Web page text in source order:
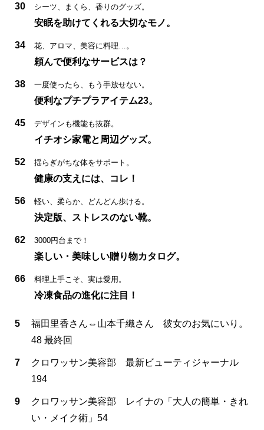
30 シーツ、まくら、香りのグッズ。
安眠を助けてくれる大切なモノ。
34 花、アロマ、美容に料理…。
頼んで便利なサービスは？
38 一度使ったら、もう手放せない。
便利なプチプラアイテム23。
45 デザインも機能も抜群。
イチオシ家電と周辺グッズ。
52 揺らぎがちな体をサポート。
健康の支えには、コレ！
56 軽い、柔らか、どんどん歩ける。
決定版、ストレスのない靴。
62 3000円台まで！
楽しい・美味しい贈り物カタログ。
66 料理上手こそ、実は愛用。
冷凍食品の進化に注目！
5
福田里香さん⇔山本千織さん 彼女のお気にいり。
48 最終回
7
クロワッサン美容部 最新ビューティジャーナル
194
9
クロワッサン美容部 レイナの「大人の簡単・きれ
い・メイク術」54